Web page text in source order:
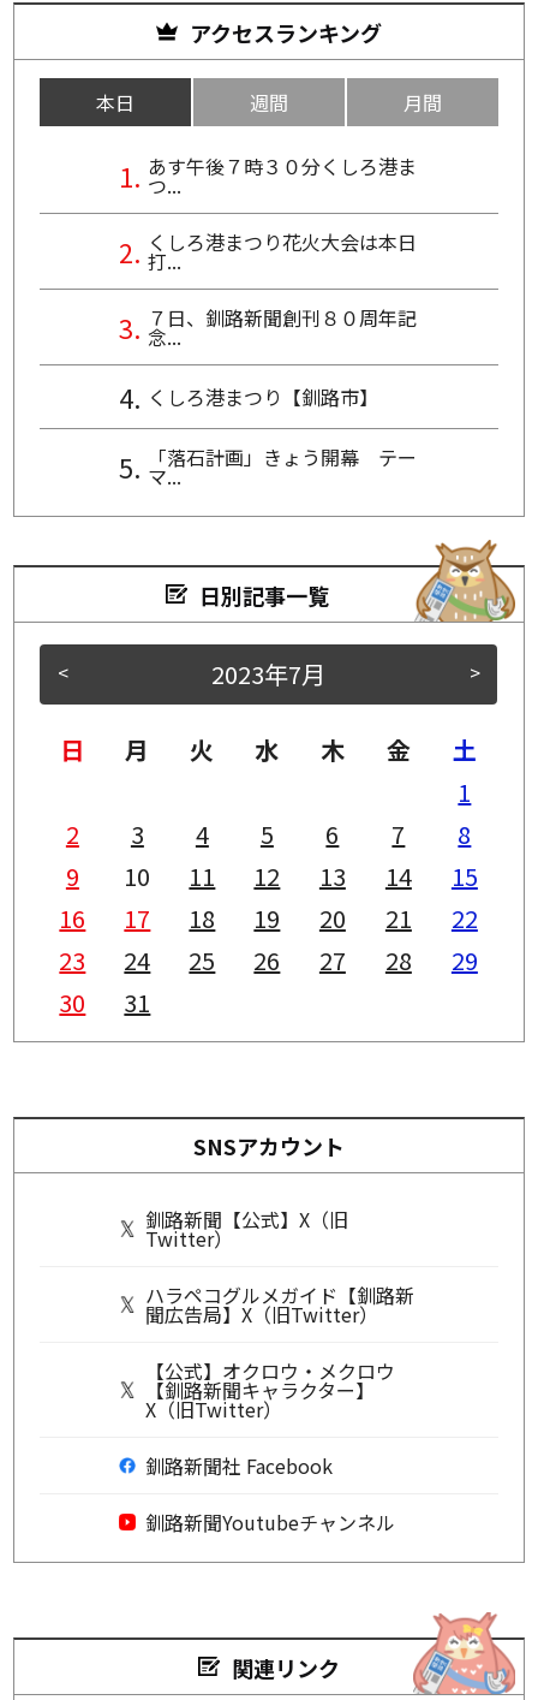
アクセスランキング
本日 週間 月間
あす午後７時３０分くしろ港ま
つ...
くしろ港まつり花火大会は本日
打...
７日、釧路新聞創刊８０周年記
念...
くしろ港まつり【釧路市】
「落石計画」きょう開幕 テー
マ...
日別記事一覧
< >
2023年7月
日 月 火 水 木 金
土
1
2
3 4 5 6 7
8
9
10 11 12 13 14
15
16
17 18 19 20 21
22
23
24 25 26 27 28
29
30
31
SNSアカウント
釧路新聞【公式】X（旧
Twitter）
ハラペコグルメガイド【釧路新
聞広告局】X（旧Twitter）
【公式】オクロウ・メクロウ
【釧路新聞キャラクター】
X（旧Twitter）
釧路新聞社 Facebook
釧路新聞Youtubeチャンネル
関連リンク